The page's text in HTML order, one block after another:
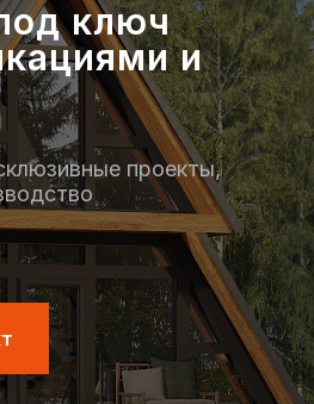
ключ
и
проекты,